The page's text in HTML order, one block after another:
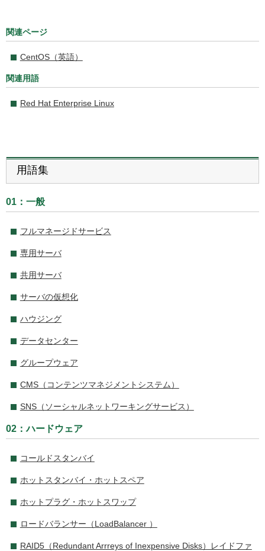
関連ページ
CentOS（英語）
関連用語
Red Hat Enterprise Linux
用語集
01：一般
フルマネージドサービス
専用サーバ
共用サーバ
サーバの仮想化
ハウジング
データセンター
グループウェア
CMS（コンテンツマネジメントシステム）
SNS（ソーシャルネットワーキングサービス）
02：ハードウェア
コールドスタンバイ
ホットスタンバイ・ホットスペア
ホットプラグ・ホットスワップ
ロードバランサー（LoadBalancer ）
RAID5（Redundant Arrreys of Inexpensive Disks）レイドファ